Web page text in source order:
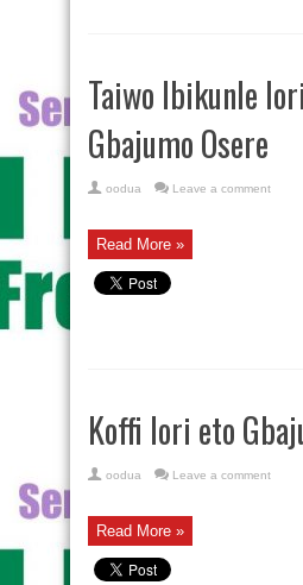
Taiwo Ibikunle
Gbajumo Osere
oodua Leave a comment
Read More »
Koffi lori eto
oodua Leave a comment
Read More »